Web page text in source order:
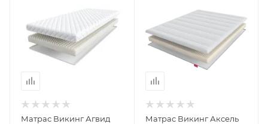
Матрас Викинг Агвид
Матрас Викинг Аксель